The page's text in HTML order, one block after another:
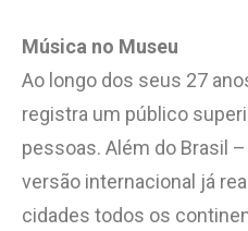
Música no Museu
Ao longo dos seus 27
registra um público
pessoas. Além do Brasil
versão internacional já
cidades todos os